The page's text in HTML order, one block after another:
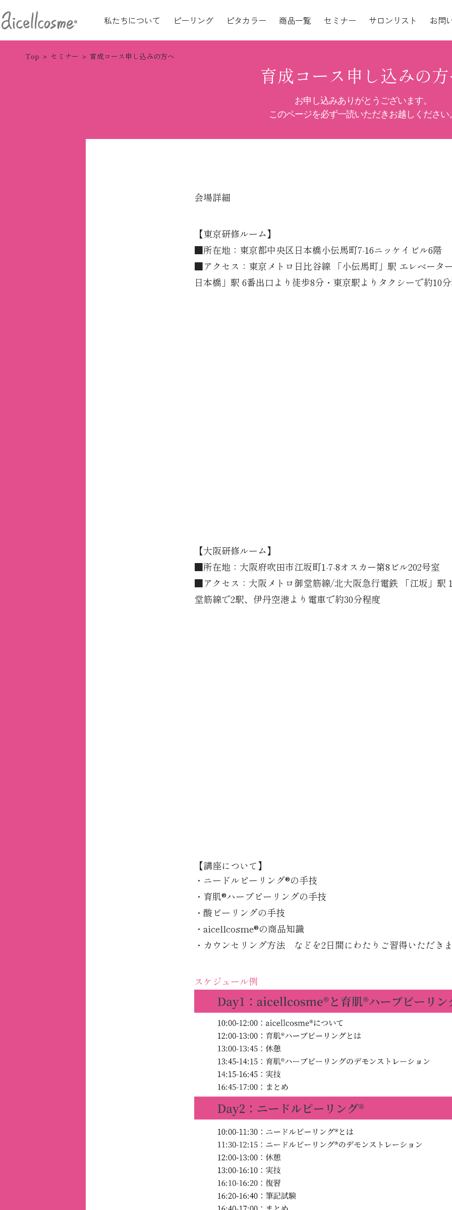
私たちについて ピーリング ピタカラー 商品一覧 セミナー サロンリスト お問
Top セミナー 育成コース申し込みの方へ
会場詳細
【東京研修ルーム】
■所在地：東京都中央区日本橋小伝馬町7-16ニッケイビル6階
■アクセス：東京メトロ日比谷線 「小伝馬町」駅 エレベータ
日本橋」駅 6番出口より徒歩8分・東京駅よりタクシーで約10
【大阪研修ルーム】
■所在地：大阪府吹田市江坂町1-7-8オスカー第8ビル202号室
■アクセス：大阪メトロ御堂筋線/北大阪急行電鉄 「江坂」駅
堂筋線で2駅、伊丹空港より電車で約30分程度
【講座について】
・ニードルピーリング®の手技
・育肌®ハーブピーリングの手技
・酸ピーリングの手技
・aicellcosme®の商品知識
・カウンセリング方法 などを2日間にわたりご習得いただき
スケジュール例